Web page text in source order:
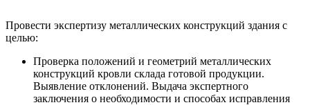
Провести экспертизу металлических конструкций здания с
целью:
Проверка положений и геометрий металлических
конструкций кровли склада готовой продукции.
Выявление отклонений. Выдача экспертного
заключения о необходимости и способах исправления